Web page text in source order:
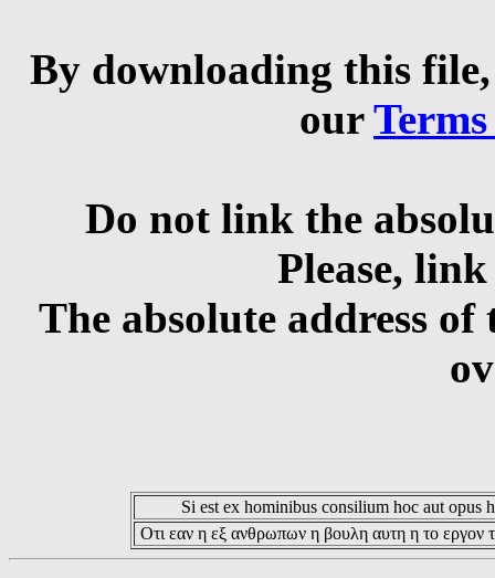
By downloading this
our
Do not link the
Please,
The absolute address
Si est ex hominibus consilium hoc aut opus
Οτι εαν η εξ ανθρωπων η βουλη αυτη η το εργον